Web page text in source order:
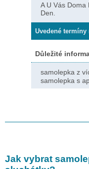
A U Vás
Den.
Uvedené
Důležité
samolepka z
samolepka s
Jak vybrat